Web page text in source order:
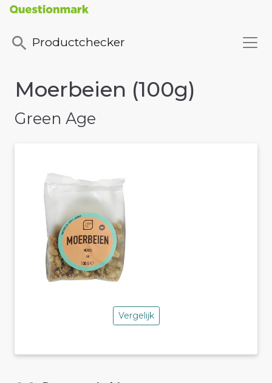
Productchecker
Moerbeien (100g)
Green Age
Vergelijk